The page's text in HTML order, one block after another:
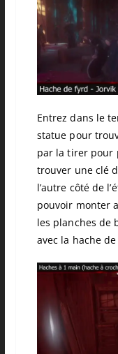
Entrez dans le
statue pour
par la tirer pour
trouver une clé
l’autre côté de
pouvoir monter
les planches de
avec la hache